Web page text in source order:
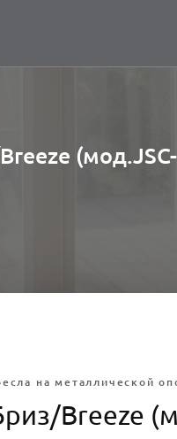
на металлической
Breeze